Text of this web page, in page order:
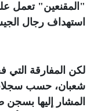
"المقنعين" تعمل
استهداف رجال
لكن المفارقة التي
شعبان، حسب
المشار إليها بسجن